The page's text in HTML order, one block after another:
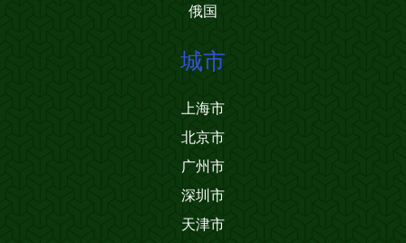
俄国
城市
上海市
北京市
广州市
深圳市
天津市